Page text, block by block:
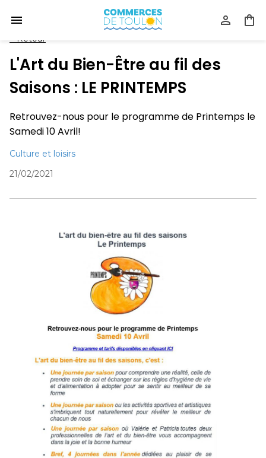
Retour
L'Art du Bien-Être au fil des
Saisons : LE PRINTEMPS
Retrouvez-nous pour le programme de Printemps le
Samedi 10 Avril!
Culture et loisirs
21/02/2021